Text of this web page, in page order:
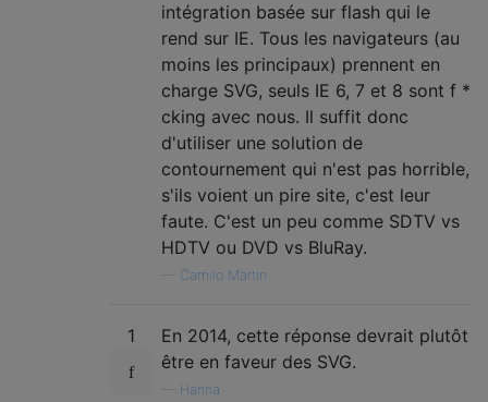
intégration basée sur flash qui le
rend sur IE. Tous les navigateurs (au
moins les principaux) prennent en
charge SVG, seuls IE 6, 7 et 8 sont f *
cking avec nous. Il suffit donc
d'utiliser une solution de
contournement qui n'est pas horrible,
s'ils voient un pire site, c'est leur
faute. C'est un peu comme SDTV vs
HDTV ou DVD vs BluRay.
Camilo Martin
1
En 2014, cette réponse devrait plutôt
être en faveur des SVG.
Hanna